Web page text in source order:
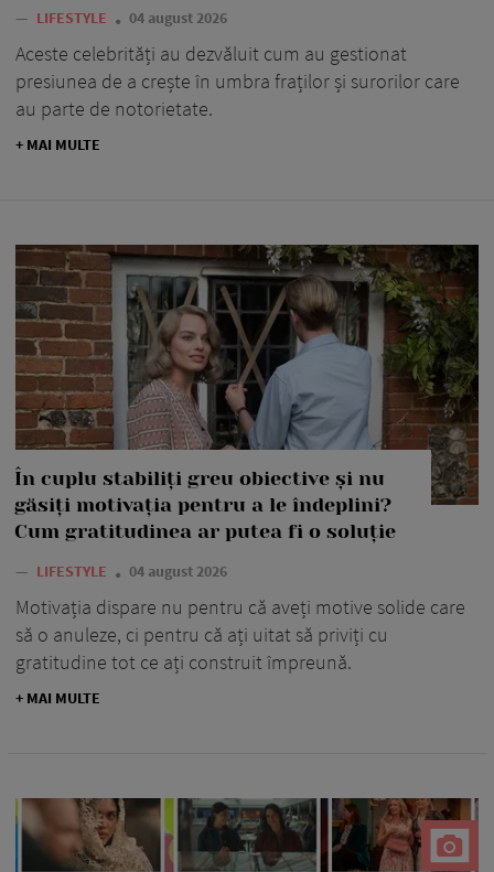
— LIFESTYLE 04 august 2026
Aceste celebrități au dezvăluit cum au gestionat
presiunea de a crește în umbra fraților și surorilor care
au parte de notorietate.
+ MAI MULTE
În cuplu stabiliți greu obiective și nu
găsiți motivația pentru a le îndeplini?
Cum gratitudinea ar putea fi o soluție
— LIFESTYLE 04 august 2026
Motivația dispare nu pentru că aveți motive solide care
să o anuleze, ci pentru că ați uitat să priviți cu
gratitudine tot ce ați construit împreună.
+ MAI MULTE